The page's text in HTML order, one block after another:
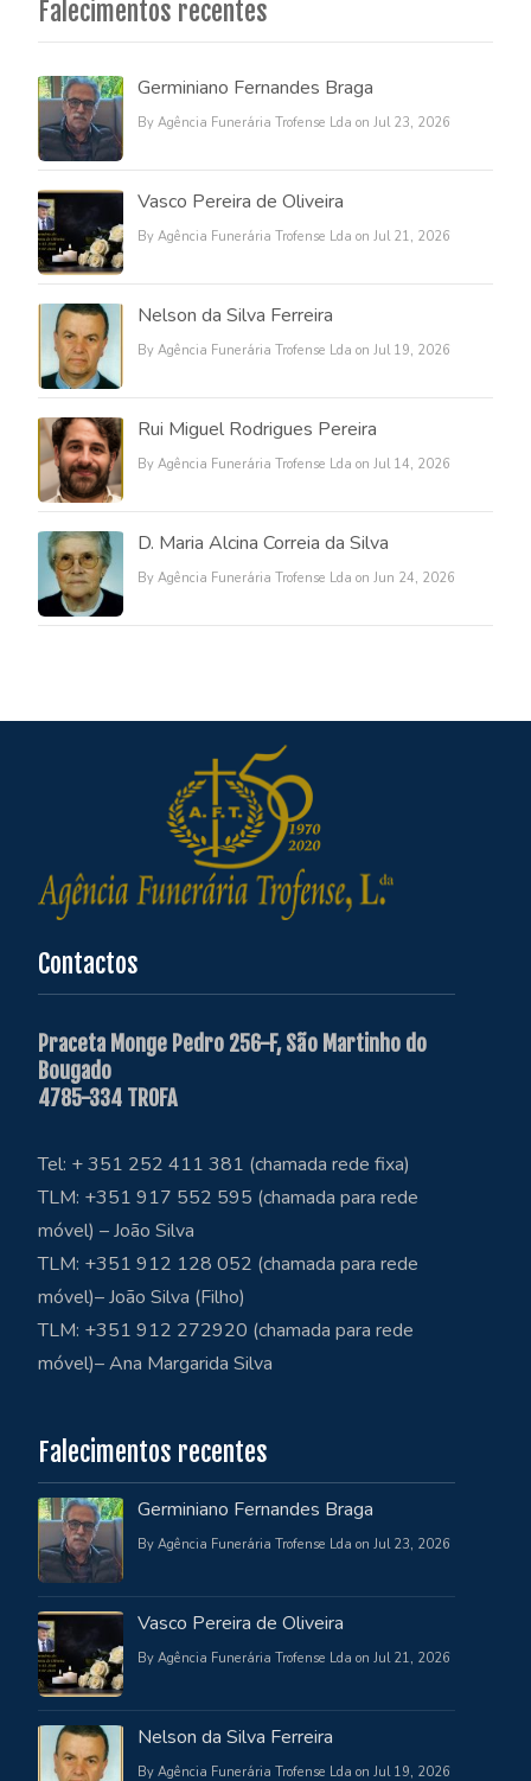
Falecimentos recentes
Germiniano Fernandes Braga
By Agência Funerária Trofense Lda on Jul 23, 2026
Vasco Pereira de Oliveira
By Agência Funerária Trofense Lda on Jul 21, 2026
Nelson da Silva Ferreira
By Agência Funerária Trofense Lda on Jul 19, 2026
Rui Miguel Rodrigues Pereira
By Agência Funerária Trofense Lda on Jul 14, 2026
D. Maria Alcina Correia da Silva
By Agência Funerária Trofense Lda on Jun 24, 2026
Contactos
Praceta Monge Pedro 256-F, São Martinho do
Bougado
4785-334 TROFA
Tel: + 351 252 411 381 (chamada rede fixa)
TLM: +351 917 552 595 (chamada para rede
móvel) – João Silva
TLM: +351 912 128 052 (chamada para rede
móvel)– João Silva (Filho)
TLM: +351 912 272920 (chamada para rede
móvel)– Ana Margarida Silva
Falecimentos recentes
Germiniano Fernandes Braga
By Agência Funerária Trofense Lda on Jul 23, 2026
Vasco Pereira de Oliveira
By Agência Funerária Trofense Lda on Jul 21, 2026
Nelson da Silva Ferreira
By Agência Funerária Trofense Lda on Jul 19, 2026